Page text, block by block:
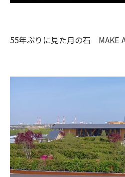
55年ぶりに見た月の石 MAKE